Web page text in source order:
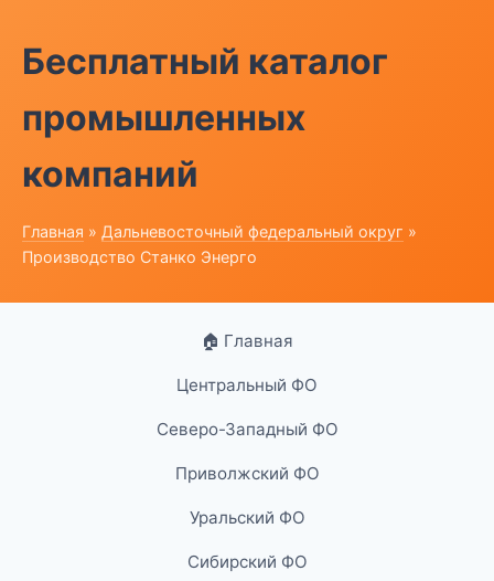
Бесплатный каталог
промышленных
компаний
Главная » Дальневосточный федеральный округ »
Производство Станко Энерго
🏠 Главная
Центральный ФО
Северо-Западный ФО
Приволжский ФО
Уральский ФО
Сибирский ФО